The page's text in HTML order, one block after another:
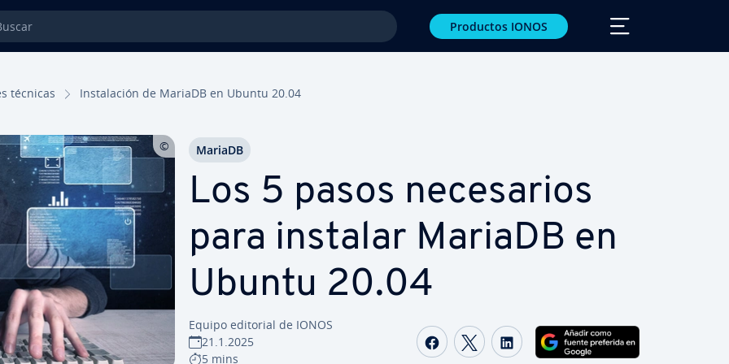
Productos IONOS
técnicas In­s­ta­la­ción de MariaDB en Ubuntu 20.04
Los 5 pasos ne­ce­sa­rios
para instalar MariaDB en
Ubuntu 20.04
Equipo editorial de IONOS
21.1.2025
5 mins
Compartir Facebook
Compartir Twitter
Compartir LinkedIn
MariaDB